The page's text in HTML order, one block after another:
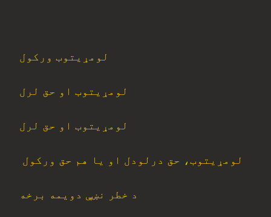
لومړیتوب ورکول
لومړیتوب او حق لرل
لومړیتوب او حق لرل
لومړیتوب، حق درلودل او یا هم حق ورکول
د خطر نښې دویمه برخه